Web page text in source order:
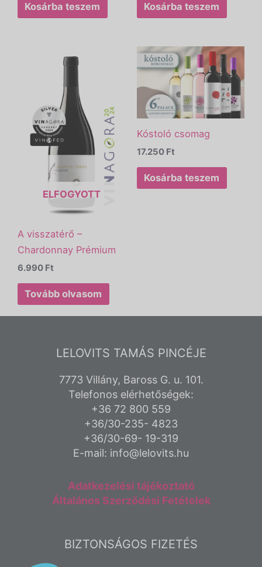
Kosárba teszem Kosárba teszem
ELFOGYOTT
A visszatérő –
Chardonnay Prémium
6.990 Ft
Tovább olvasom
Kóstoló csomag
17.250 Ft
Kosárba teszem
LELOVITS TAMÁS PINCÉJE
7773 Villány, Baross G. u. 101.
Telefonos elérhetőségek:
+36 72 800 559
+36/30-235- 4823
+36/30-69- 19-319
E-mail: info@lelovits.hu
Adatkezelési tájékoztató
Általános Szerződési Fetételek
BIZTONSÁGOS FIZETÉS